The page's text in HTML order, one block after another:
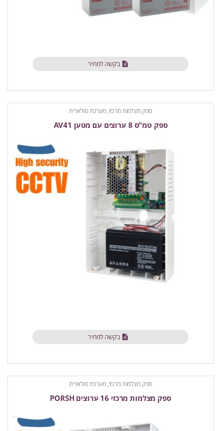
בקשה למחיר
ספק מצלמות מרכזי, מערכת סולארית
ספק טמ”ס 8 ערוצים עם מטען AV41
בקשה למחיר
ספק מצלמות מרכזי, מערכת סולארית
ספק מצלמות מרכזי 16 ערוצים PORSH